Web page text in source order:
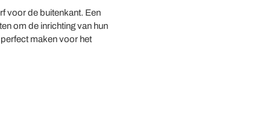
voor de buitenkant. Een
om de inrichting van hun
maken voor het